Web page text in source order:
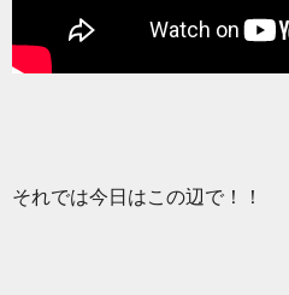
それでは今日はこの辺で！！